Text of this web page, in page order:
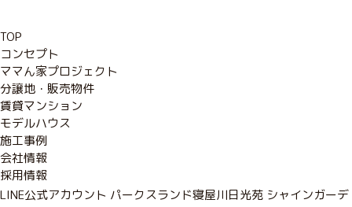
TOP
コンセプト
ママん家プロジェクト
分譲地・販売物件
賃貸マンション
モデルハウス
施工事例
会社情報
採用情報
LINE公式アカウント パークスランド寝屋川日光苑 シャインガーデ